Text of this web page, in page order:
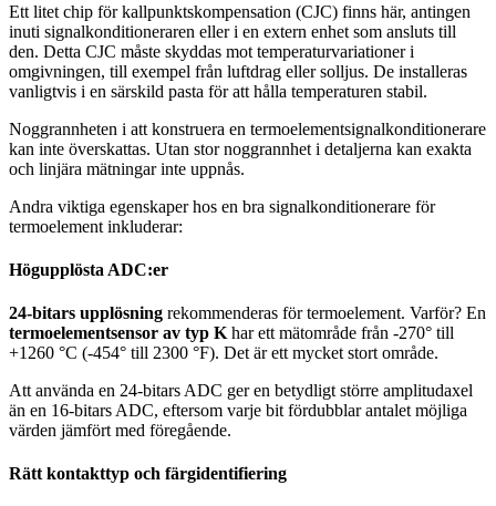
Ett litet chip för kallpunktskompensation (CJC) finns här, antingen
inuti signalkonditioneraren eller i en extern enhet som ansluts till
den. Detta CJC måste skyddas mot temperaturvariationer i
omgivningen, till exempel från luftdrag eller solljus. De installeras
vanligtvis i en särskild pasta för att hålla temperaturen stabil.
Noggrannheten i att konstruera en termoelementsignalkonditionerare
kan inte överskattas. Utan stor noggrannhet i detaljerna kan exakta
och linjära mätningar inte uppnås.
Andra viktiga egenskaper hos en bra signalkonditionerare för
termoelement inkluderar:
Högupplösta ADC:er
24-bitars upplösning rekommenderas för termoelement. Varför? En
termoelementsensor av typ K har ett mätområde från -270° till
+1260 °C (-454° till 2300 °F). Det är ett mycket stort område.
Att använda en 24-bitars ADC ger en betydligt större amplitudaxel
än en 16-bitars ADC, eftersom varje bit fördubblar antalet möjliga
värden jämfört med föregående.
Rätt kontakttyp och färgidentifiering